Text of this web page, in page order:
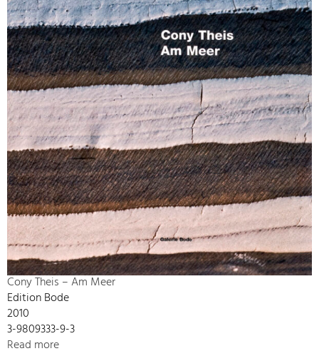
Cony Theis – Am Meer
Edition Bode
2010
3-9809333-9-3
Read more